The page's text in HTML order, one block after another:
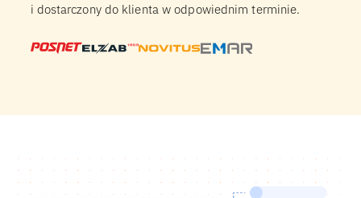
i dostarczony do klienta w odpowiednim terminie.